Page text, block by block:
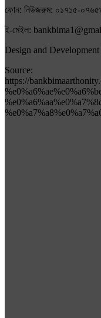
ফোন: নিউজরুম: ০১৭১৫-
ই-মেইল:
Design and
Source:
https://